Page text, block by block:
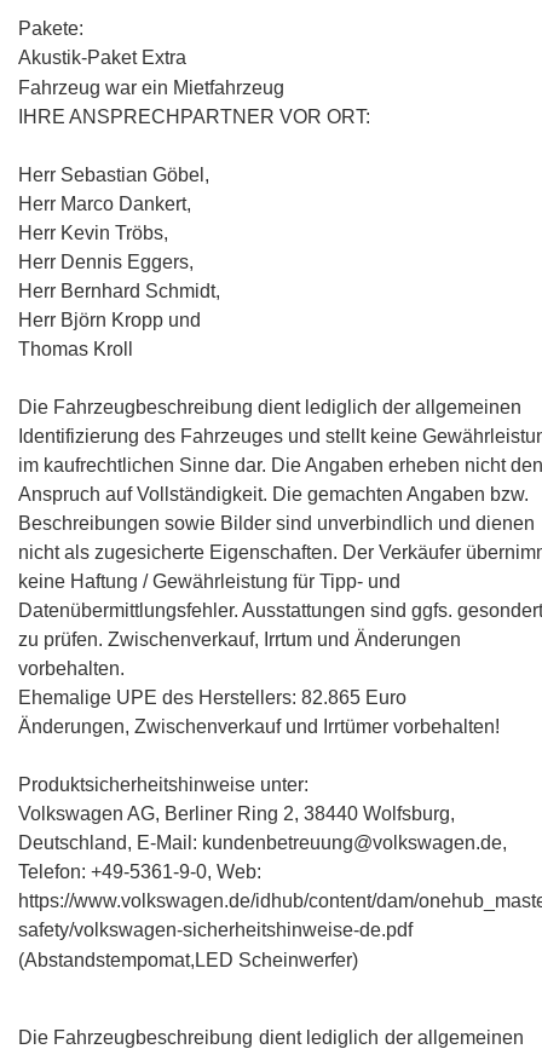
Pakete:
Akustik-Paket Extra
Fahrzeug war ein Mietfahrzeug
IHRE ANSPRECHPARTNER VOR ORT:
Herr Sebastian Göbel,
Herr Marco Dankert,
Herr Kevin Tröbs,
Herr Dennis Eggers,
Herr Bernhard Schmidt,
Herr Björn Kropp und
Thomas Kroll
Die Fahrzeugbeschreibung dient lediglich der allgemeinen
Identifizierung des Fahrzeuges und stellt keine
im kaufrechtlichen Sinne dar. Die Angaben erheben nicht den
Anspruch auf Vollständigkeit. Die gemachten Angaben bzw.
Beschreibungen sowie Bilder sind unverbindlich und dienen
nicht als zugesicherte Eigenschaften. Der Verkäufer
keine Haftung / Gewährleistung für Tipp- und
Datenübermittlungsfehler. Ausstattungen sind ggfs. gesondert
zu prüfen. Zwischenverkauf, Irrtum und Änderungen
vorbehalten.
Ehemalige UPE des Herstellers: 82.865 Euro
Änderungen, Zwischenverkauf und Irrtümer vorbehalten!
Produktsicherheitshinweise unter:
Volkswagen AG, Berliner Ring 2, 38440 Wolfsburg,
Deutschland, E-Mail: kundenbetreuung@volkswagen.de,
Telefon: +49-5361-9-0, Web:
https://www.volkswagen.de/idhub/content/dam/
safety/volkswagen-sicherheitshinweise-de.pdf
(Abstandstempomat,LED Scheinwerfer)
Die Fahrzeugbeschreibung dient lediglich der allgemeinen